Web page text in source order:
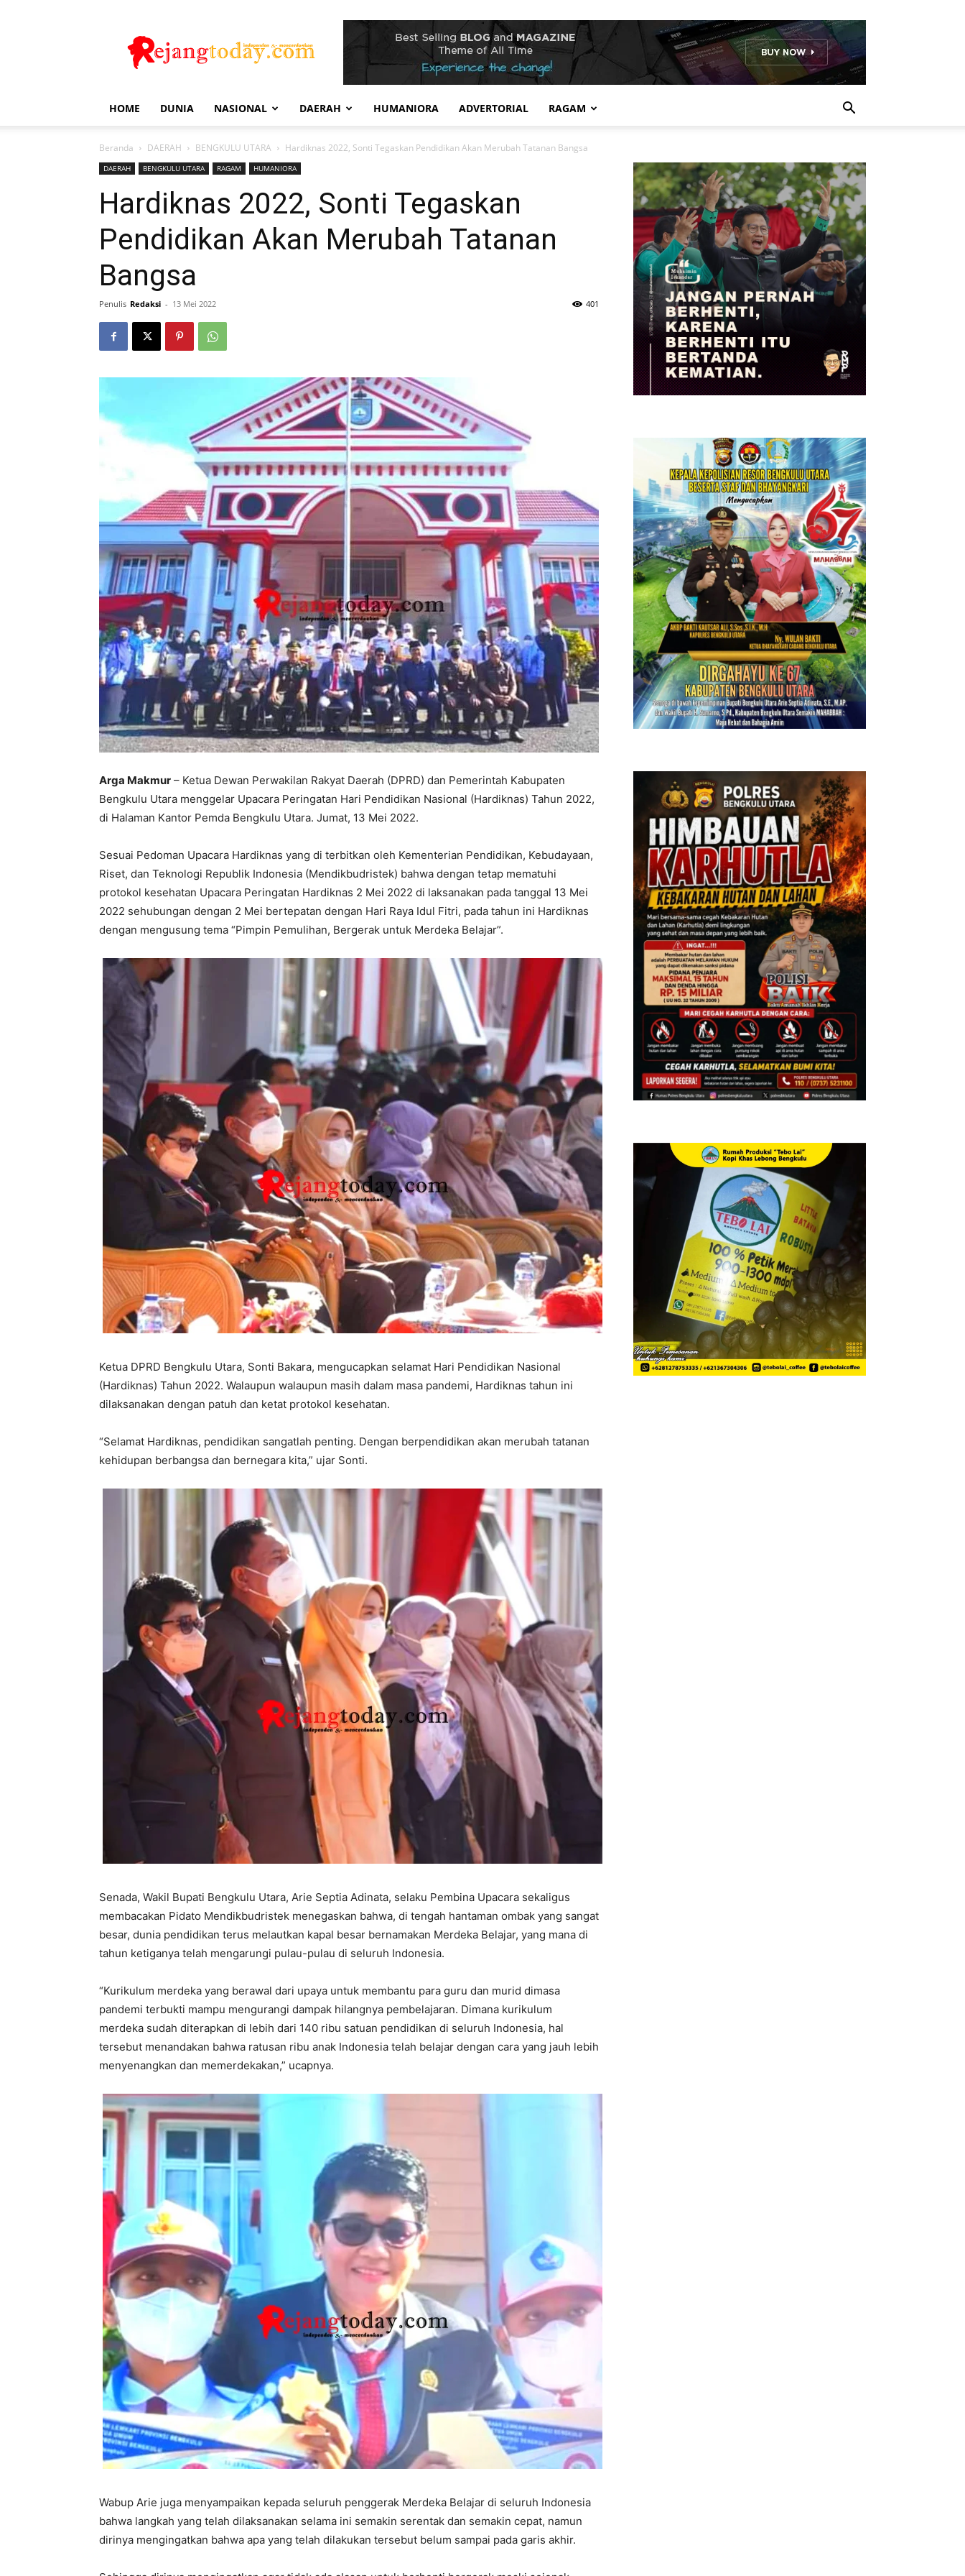
Today
HOME DUNIA NASIONAL DAERAH HUMANIORA ADVERTORIAL RAGAM
Beranda DAERAH BENGKULU UTARA Hardiknas 2022, Sonti Tegaskan Pendidikan Akan Merubah Tatanan Bangsa
DAERAH BENGKULU UTARA RAGAM HUMANIORA
Hardiknas 2022, Sonti Tegaskan
Pendidikan Akan Merubah Tatanan
Bangsa
Penulis Redaksi - 13 Mei 2022 401
Arga Makmur – Ketua Dewan Perwakilan Rakyat Daerah (DPRD) dan Pemerintah Kabupaten
Bengkulu Utara menggelar Upacara Peringatan Hari Pendidikan Nasional (Hardiknas) Tahun 2022,
di Halaman Kantor Pemda Bengkulu Utara. Jumat, 13 Mei 2022.
Sesuai Pedoman Upacara Hardiknas yang di terbitkan oleh Kementerian Pendidikan, Kebudayaan,
Riset, dan Teknologi Republik Indonesia (Mendikbudristek) bahwa dengan tetap mematuhi
protokol kesehatan Upacara Peringatan Hardiknas 2 Mei 2022 di laksanakan pada tanggal 13 Mei
2022 sehubungan dengan 2 Mei bertepatan dengan Hari Raya Idul Fitri, pada tahun ini Hardiknas
dengan mengusung tema “Pimpin Pemulihan, Bergerak untuk Merdeka Belajar”.
Ketua DPRD Bengkulu Utara, Sonti Bakara, mengucapkan selamat Hari Pendidikan Nasional
(Hardiknas) Tahun 2022. Walaupun walaupun masih dalam masa pandemi, Hardiknas tahun ini
dilaksanakan dengan patuh dan ketat protokol kesehatan.
“Selamat Hardiknas, pendidikan sangatlah penting. Dengan berpendidikan akan merubah tatanan
kehidupan berbangsa dan bernegara kita,” ujar Sonti.
Senada, Wakil Bupati Bengkulu Utara, Arie Septia Adinata, selaku Pembina Upacara sekaligus
membacakan Pidato Mendikbudristek menegaskan bahwa, di tengah hantaman ombak yang sangat
besar, dunia pendidikan terus melautkan kapal besar bernamakan Merdeka Belajar, yang mana di
tahun ketiganya telah mengarungi pulau-pulau di seluruh Indonesia.
“Kurikulum merdeka yang berawal dari upaya untuk membantu para guru dan murid dimasa
pandemi terbukti mampu mengurangi dampak hilangnya pembelajaran. Dimana kurikulum
merdeka sudah diterapkan di lebih dari 140 ribu satuan pendidikan di seluruh Indonesia, hal
tersebut menandakan bahwa ratusan ribu anak Indonesia telah belajar dengan cara yang jauh lebih
menyenangkan dan memerdekakan,” ucapnya.
Wabup Arie juga menyampaikan kepada seluruh penggerak Merdeka Belajar di seluruh Indonesia
bahwa langkah yang telah dilaksanakan selama ini semakin serentak dan semakin cepat, namun
dirinya mengingatkan bahwa apa yang telah dilakukan tersebut belum sampai pada garis akhir.